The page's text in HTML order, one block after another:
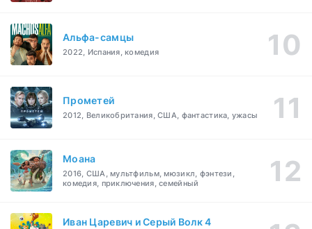
Альфа-самцы
2022, Испания, комедия
Прометей
2012, Великобритания, США, фантастика, ужасы
Моана
2016, США, мультфильм, мюзикл, фэнтези,
комедия, приключения, семейный
Иван Царевич и Серый Волк 4